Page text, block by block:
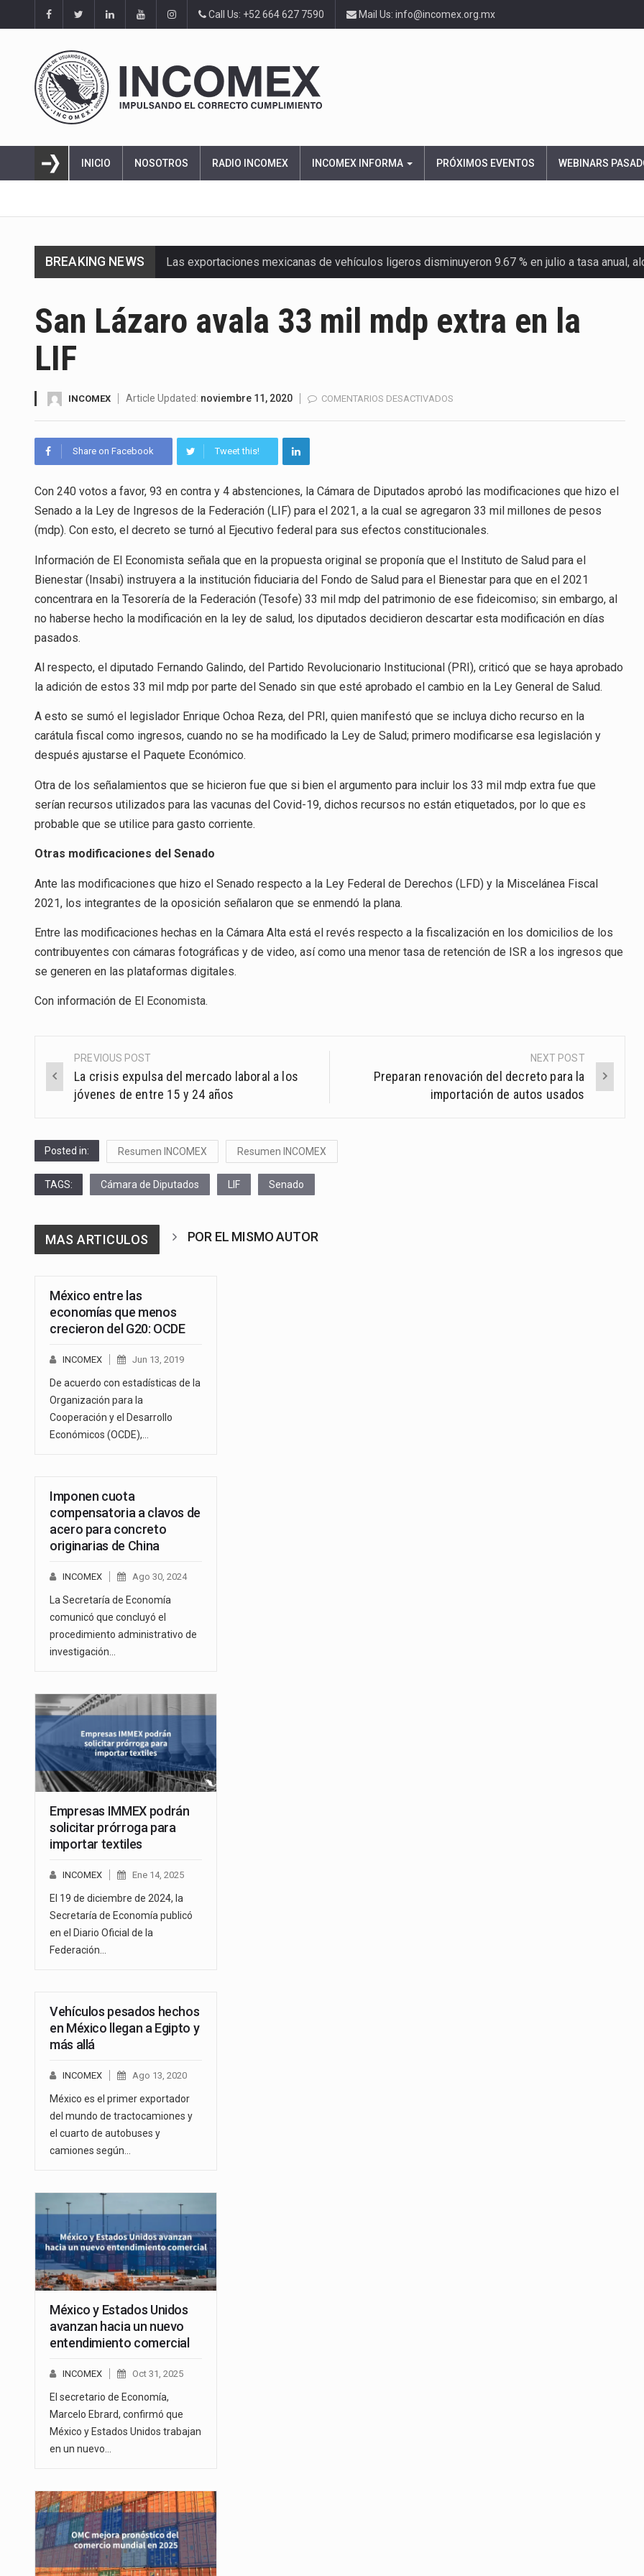
Call Us: +52 664 627 7590 Mail Us: info@incomex.org.mx
INICIO NOSOTROS RADIO INCOMEX INCOMEX INFORMA PRÓXIMOS EVENTOS WEBINARS
BREAKING NEWS Las exportaciones mexicanas de vehículos ligeros disminuyeron 9.67 % en julio a tasa anual,
La Coalition for a Prosperous America (CPA) solicitó al gobierno de Estados Unidos mantener
Ante la suspensión temporal de las inspecciones sanitarias del Departamento de Agricultura
Los créditos fiscales determinados a empresas IMMEX rara vez nacen de una interpretación
La industria automotriz mexicana concentra más de la mitad de las quejas bajo el Mecanismo…
La inversión fija bruta en México registró un aumento de 1.1% interanual en mayo de…
El gobierno de Estados Unidos anunciará un arancel del 15 % sobre los productos fabricados…
El Departamento de Agricultura de Estados Unidos (USDA) suspendió el 5 de agosto de 2026…
San Lázaro avala 33 mil mdp extra en la
LIF
INCOMEX Article Updated: noviembre 11, 2020 COMENTARIOS DESACTIVADOS
MDP
EXTRA
LA
Share on Facebook Tweet this!
Con 240 votos a favor, 93 en contra y 4 abstenciones, la Cámara de Diputados aprobó las modificaciones que hizo el
Senado a la Ley de Ingresos de la Federación (LIF) para el 2021, a la cual se agregaron 33 mil millones de pesos
(mdp). Con esto, el decreto se turnó al Ejecutivo federal para sus efectos constitucionales.
Información de El Economista señala que en la propuesta original se proponía que el Instituto de Salud para el
Bienestar (Insabi) instruyera a la institución fiduciaria del Fondo de Salud para el Bienestar para que en el 2021
concentrara en la Tesorería de la Federación (Tesofe) 33 mil mdp del patrimonio de ese fideicomiso; sin embargo, al
no haberse hecho la modificación en la ley de salud, los diputados decidieron descartar esta modificación en días
pasados.
Al respecto, el diputado Fernando Galindo, del Partido Revolucionario Institucional (PRI), criticó que se haya aprobado
la adición de estos 33 mil mdp por parte del Senado sin que esté aprobado el cambio en la Ley General de Salud.
A esto se sumó el legislador Enrique Ochoa Reza, del PRI, quien manifestó que se incluya dicho recurso en la
carátula fiscal como ingresos, cuando no se ha modificado la Ley de Salud; primero modificarse esa legislación y
después ajustarse el Paquete Económico.
Otra de los señalamientos que se hicieron fue que si bien el argumento para incluir los 33 mil mdp extra fue que
serían recursos utilizados para las vacunas del Covid-19, dichos recursos no están etiquetados, por lo que es
probable que se utilice para gasto corriente.
Otras modificaciones del Senado
Ante las modificaciones que hizo el Senado respecto a la Ley Federal de Derechos (LFD) y la Miscelánea Fiscal
2021, los integrantes de la oposición señalaron que se enmendó la plana.
Entre las modificaciones hechas en la Cámara Alta está el revés respecto a la fiscalización en los domicilios de los
contribuyentes con cámaras fotográficas y de video, así como una menor tasa de retención de ISR a los ingresos que
se generen en las plataformas digitales.
Con información de El Economista.
Post
navigation
PREVIOUS POST
La crisis expulsa del mercado laboral a los
jóvenes de entre 15 y 24 años
NEXT POST
Preparan renovación del decreto para la
importación de autos usados
Posted in: Resumen INCOMEX Resumen INCOMEX
TAGS: Cámara de Diputados LIF Senado
MAS ARTICULOS POR EL MISMO AUTOR
México entre las
economías que menos
crecieron del G20: OCDE
INCOMEX Jun 13, 2019
De acuerdo con estadísticas de la
Organización para la
Cooperación y el Desarrollo
Económicos (OCDE),…
Imponen cuota
compensatoria a clavos de
acero para concreto
originarias de China
INCOMEX Ago 30, 2024
La Secretaría de Economía
comunicó que concluyó el
procedimiento administrativo de
investigación…
Empresas IMMEX podrán
solicitar prórroga para
importar textiles
INCOMEX Ene 14, 2025
El 19 de diciembre de 2024, la
Secretaría de Economía publicó
en el Diario Oficial de la
Federación…
Vehículos pesados hechos
en México llegan a Egipto y
más allá
INCOMEX Ago 13, 2020
México es el primer exportador
del mundo de tractocamiones y
el cuarto de autobuses y
camiones según…
México y Estados Unidos
avanzan hacia un nuevo
entendimiento comercial
INCOMEX Oct 31, 2025
El secretario de Economía,
Marcelo Ebrard, confirmó que
México y Estados Unidos trabajan
en un nuevo…